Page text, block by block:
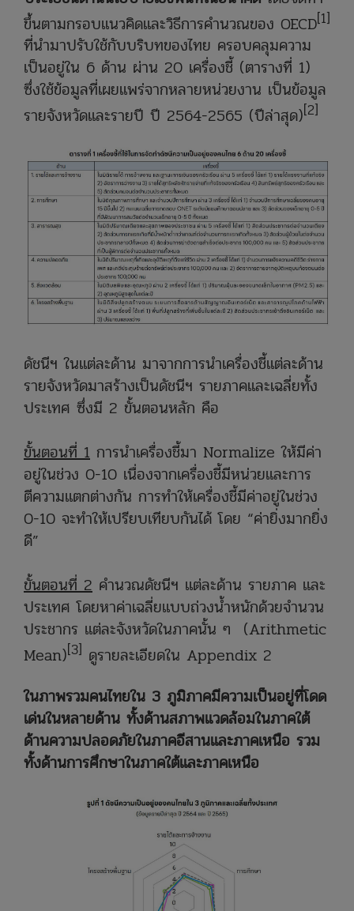
ขึ้นตามกรอบแนวคิดและวิธีการคำนวณของ OECD[1]
ที่นำมาปรับใช้กับบริบทของไทย ครอบคลุมความ
เป็นอยู่ใน 6 ด้าน ผ่าน 20 เครื่องชี้ (ตารางที่ 1)
ซึ่งใช้ข้อมูลที่เผยแพร่จากหลายหน่วยงาน เป็นข้อมูล
รายจังหวัดและรายปี ปี 2564-2565 (ปีล่าสุด)[2]
ดัชนีฯ ในแต่ละด้าน มาจากการนำเครื่องชี้แต่ละด้าน
รายจังหวัดมาสร้างเป็นดัชนีฯ รายภาคและเฉลี่ยทั้ง
ประเทศ ซึ่งมี 2 ขั้นตอนหลัก คือ
ขั้นตอนที่ 1 การนำเครื่องชี้มา Normalize ให้มีค่า
อยู่ในช่วง 0-10 เนื่องจากเครื่องชี้มีหน่วยและการ
ตีความแตกต่างกัน การทำให้เครื่องชี้มีค่าอยู่ในช่วง
0-10 จะทำให้เปรียบเทียบกันได้ โดย “ค่ายิ่งมากยิ่ง
ดี”
ขั้นตอนที่ 2 คำนวณดัชนีฯ แต่ละด้าน รายภาค และ
ประเทศ โดยหาค่าเฉลี่ยแบบถ่วงน้ำหนักด้วยจำนวน
ประชากร แต่ละจังหวัดในภาคนั้น ๆ (Arithmetic
Mean)[3] ดูรายละเอียดใน Appendix 2
ในภาพรวมคนไทยใน 3 ภูมิภาคมีความเป็นอยู่ที่โดด
เด่นในหลายด้าน ทั้งด้านสภาพแวดล้อมในภาคใต้
ด้านความปลอดภัยในภาคอีสานและภาคเหนือ รวม
ทั้งด้านการศึกษาในภาคใต้และภาคเหนือ